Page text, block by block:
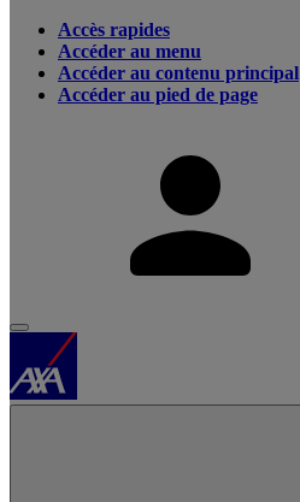
Accès rapides
Accéder au menu
Accéder au contenu principal
Accéder au pied de page